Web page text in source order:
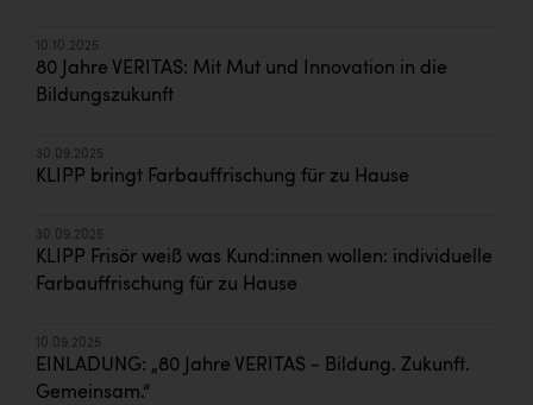
10.10.2025
80 Jahre VERITAS: Mit Mut und Innovation in die
Bildungszukunft
30.09.2025
KLIPP bringt Farbauffrischung für zu Hause
30.09.2025
KLIPP Frisör weiß was Kund:innen wollen: individuelle
Farbauffrischung für zu Hause
10.09.2025
EINLADUNG: „80 Jahre VERITAS - Bildung. Zukunft.
Gemeinsam.“